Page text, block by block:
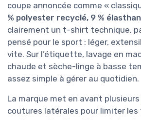
coupe annoncée comme «
% polyester recyclé, 9 %
clairement un t-shirt technique,
pensé pour le sport : léger,
vite. Sur l’étiquette, lavage en
chaude et sèche-linge à basse
assez simple à gérer au quotidien.
La marque met en avant
coutures latérales pour limiter